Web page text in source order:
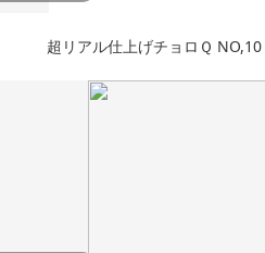
超リアル仕上げチョロＱ